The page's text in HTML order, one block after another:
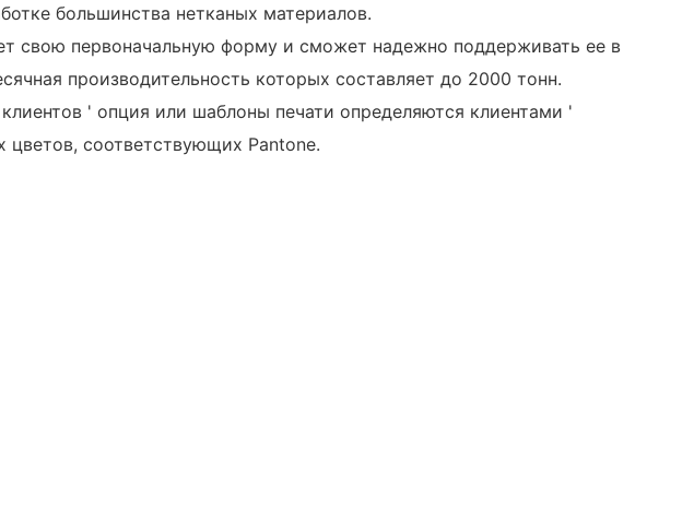
большинства нетканых материалов.
свою первоначальную форму и сможет надежно поддерживать ее в
производительность которых составляет до 2000 тонн.
' опция или шаблоны печати определяются клиентами '
цветов, соответствующих Pantone.